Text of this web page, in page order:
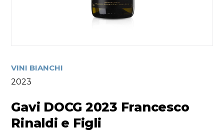
VINI BIANCHI
2023
Gavi DOCG 2023 Francesco
Rinaldi e Figli